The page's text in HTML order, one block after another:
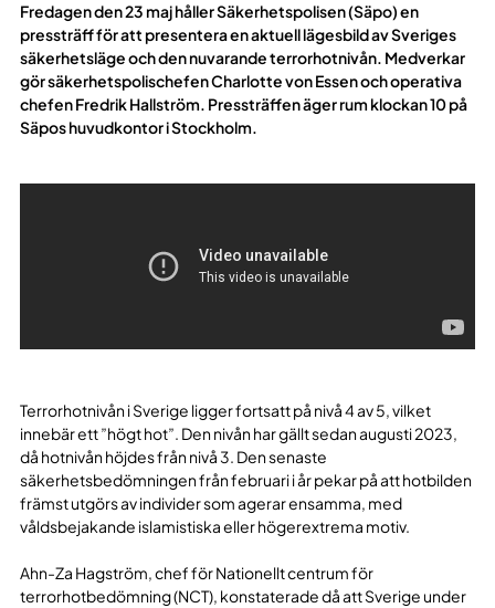
Fredagen den 23 maj håller Säkerhetspolisen (Säpo) en
pressträff för att presentera en aktuell lägesbild av Sveriges
säkerhetsläge och den nuvarande terrorhotnivån. Medverkar
gör säkerhetspolischefen Charlotte von Essen och operativa
chefen Fredrik Hallström. Pressträffen äger rum klockan 10 på
Säpos huvudkontor i Stockholm.
Terrorhotnivån i Sverige ligger fortsatt på nivå 4 av 5, vilket
innebär ett ”högt hot”. Den nivån har gällt sedan augusti 2023,
då hotnivån höjdes från nivå 3. Den senaste
säkerhetsbedömningen från februari i år pekar på att hotbilden
främst utgörs av individer som agerar ensamma, med
våldsbejakande islamistiska eller högerextrema motiv.
Ahn-Za Hagström, chef för Nationellt centrum för
terrorhotbedömning (NCT), konstaterade då att Sverige under